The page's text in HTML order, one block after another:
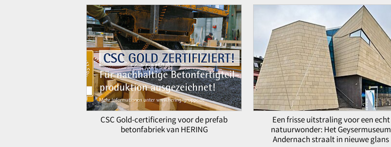
CSC Gold-certificering voor de prefab
betonfabriek van HERING
Een frisse uitstraling voor een echt
natuurwonder: Het Geysermuseum
Andernach straalt in nieuwe glans